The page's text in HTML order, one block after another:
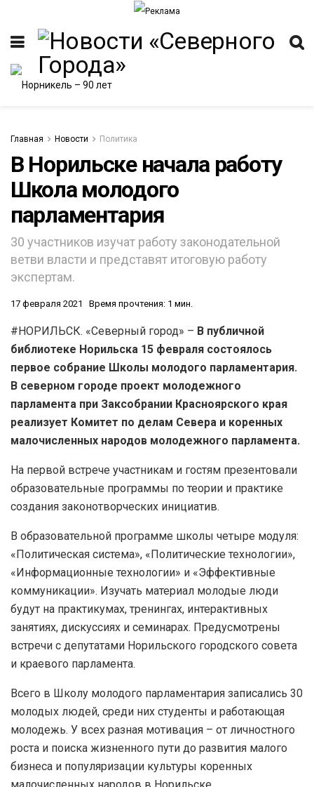
Главная Новости Политика
В Норильске начала работу
Школа молодого
парламентария
30 участников изучат работу законодательной
ветви власти и представят итоговую работу
экспертам.
17 февраля 2021 Время прочтения: 1 мин.
#НОРИЛЬСК. «Северный город» – В публичной
библиотеке Норильска 15 февраля состоялось
первое собрание Школы молодого парламентария.
В северном городе проект молодежного
парламента при Заксобрании Красноярского края
реализует Комитет по делам Севера и коренных
малочисленных народов молодежного парламента.
На первой встрече участникам и гостям презентовали
образовательные программы по теории и практике
создания законотворческих инициатив.
В образовательной программе школы четыре модуля:
«Политическая система», «Политические технологии»,
«Информационные технологии» и «Эффективные
коммуникации». Изучать материал молодые люди
будут на практикумах, тренингах, интерактивных
занятиях, дискуссиях и семинарах. Предусмотрены
встречи с депутатами Норильского городского совета
и краевого парламента.
Всего в Школу молодого парламентария записались 30
молодых людей, среди них студенты и работающая
молодежь. У всех разная мотивация – от личностного
роста и поиска жизненного пути до развития малого
бизнеса и популяризации культуры коренных
малочисленных народов в Норильске.